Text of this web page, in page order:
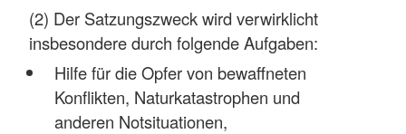
(2) Der Satzungszweck wird verwirklicht
insbesondere durch folgende Aufgaben:
Hilfe für die Opfer von bewaffneten
Konflikten, Naturkatastrophen und
anderen Notsituationen,